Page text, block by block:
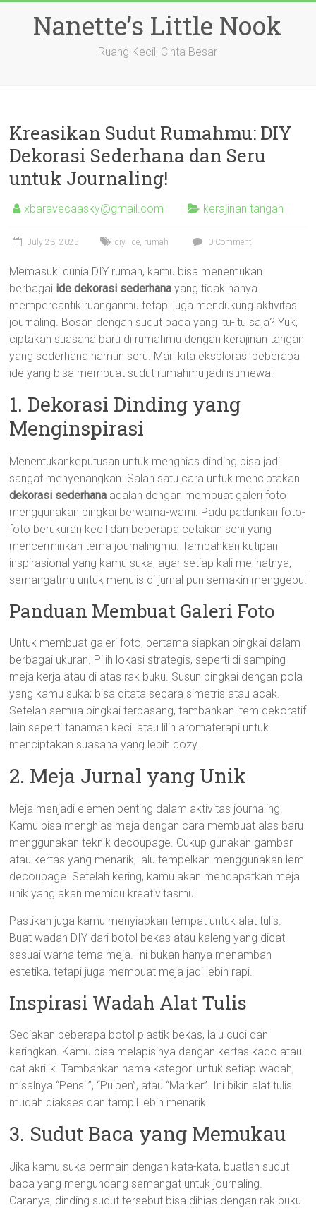
contentNanette’s Little Nook
Ruang Kecil, Cinta Besar
Kreasikan Sudut Rumahmu: DIY
Dekorasi Sederhana dan Seru
untuk Journaling!
xbaravecaasky@gmail.com kerajinan tangan
July 23, 2025 diy, ide, rumah 0 Comment
Memasuki dunia DIY rumah, kamu bisa menemukan
berbagai ide dekorasi sederhana yang tidak hanya
mempercantik ruanganmu tetapi juga mendukung aktivitas
journaling. Bosan dengan sudut baca yang itu-itu saja? Yuk,
ciptakan suasana baru di rumahmu dengan kerajinan tangan
yang sederhana namun seru. Mari kita eksplorasi beberapa
ide yang bisa membuat sudut rumahmu jadi istimewa!
1. Dekorasi Dinding yang
Menginspirasi
Menentukankeputusan untuk menghias dinding bisa jadi
sangat menyenangkan. Salah satu cara untuk menciptakan
dekorasi sederhana adalah dengan membuat galeri foto
menggunakan bingkai berwarna-warni. Padu padankan foto-
foto berukuran kecil dan beberapa cetakan seni yang
mencerminkan tema journalingmu. Tambahkan kutipan
inspirasional yang kamu suka, agar setiap kali melihatnya,
semangatmu untuk menulis di jurnal pun semakin menggebu!
Panduan Membuat Galeri Foto
Untuk membuat galeri foto, pertama siapkan bingkai dalam
berbagai ukuran. Pilih lokasi strategis, seperti di samping
meja kerja atau di atas rak buku. Susun bingkai dengan pola
yang kamu suka; bisa ditata secara simetris atau acak.
Setelah semua bingkai terpasang, tambahkan item dekoratif
lain seperti tanaman kecil atau lilin aromaterapi untuk
menciptakan suasana yang lebih cozy.
2. Meja Jurnal yang Unik
Meja menjadi elemen penting dalam aktivitas journaling.
Kamu bisa menghias meja dengan cara membuat alas baru
menggunakan teknik decoupage. Cukup gunakan gambar
atau kertas yang menarik, lalu tempelkan menggunakan lem
decoupage. Setelah kering, kamu akan mendapatkan meja
unik yang akan memicu kreativitasmu!
Pastikan juga kamu menyiapkan tempat untuk alat tulis.
Buat wadah DIY dari botol bekas atau kaleng yang dicat
sesuai warna tema meja. Ini bukan hanya menambah
estetika, tetapi juga membuat meja jadi lebih rapi.
Inspirasi Wadah Alat Tulis
Sediakan beberapa botol plastik bekas, lalu cuci dan
keringkan. Kamu bisa melapisinya dengan kertas kado atau
cat akrilik. Tambahkan nama kategori untuk setiap wadah,
misalnya “Pensil”, “Pulpen”, atau “Marker”. Ini bikin alat tulis
mudah diakses dan tampil lebih menarik.
3. Sudut Baca yang Memukau
Jika kamu suka bermain dengan kata-kata, buatlah sudut
baca yang mengundang semangat untuk journaling.
Caranya, dinding sudut tersebut bisa dihias dengan rak buku